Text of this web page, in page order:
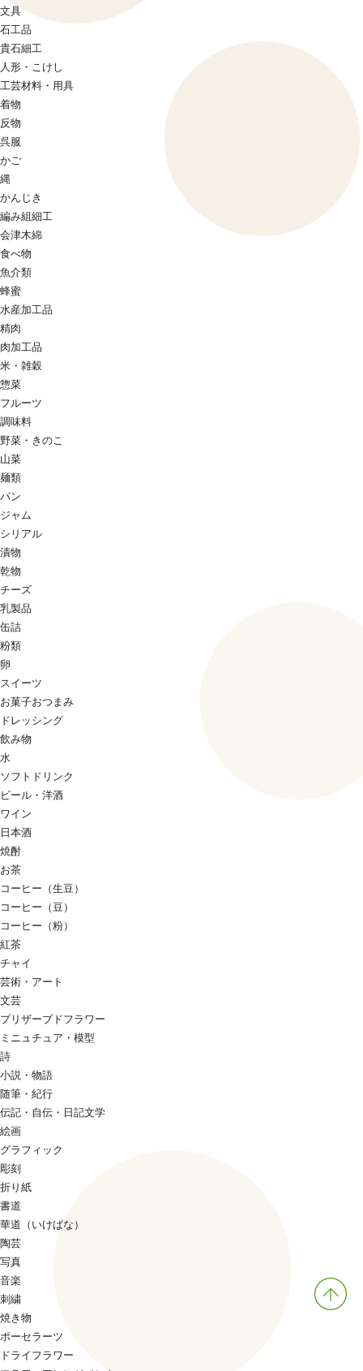
文具
石工品
貴石細工
人形・こけし
工芸材料・用具
着物
反物
呉服
かご
縄
かんじき
編み組細工
会津木綿
食べ物
魚介類
蜂蜜
水産加工品
精肉
肉加工品
米・雑穀
惣菜
フルーツ
調味料
野菜・きのこ
山菜
麺類
パン
ジャム
シリアル
漬物
乾物
チーズ
乳製品
缶詰
粉類
卵
スイーツ
お菓子おつまみ
ドレッシング
飲み物
水
ソフトドリンク
ビール・洋酒
ワイン
日本酒
焼酎
お茶
コーヒー（生豆）
コーヒー（豆）
コーヒー（粉）
紅茶
チャイ
芸術・アート
文芸
プリザーブドフラワー
ミニュチュア・模型
詩
小説・物語
随筆・紀行
伝記・自伝・日記文学
絵画
グラフィック
彫刻
折り紙
書道
華道（いけばな）
陶芸
写真
音楽
刺繍
焼き物
ポーセラーツ
ドライフラワー